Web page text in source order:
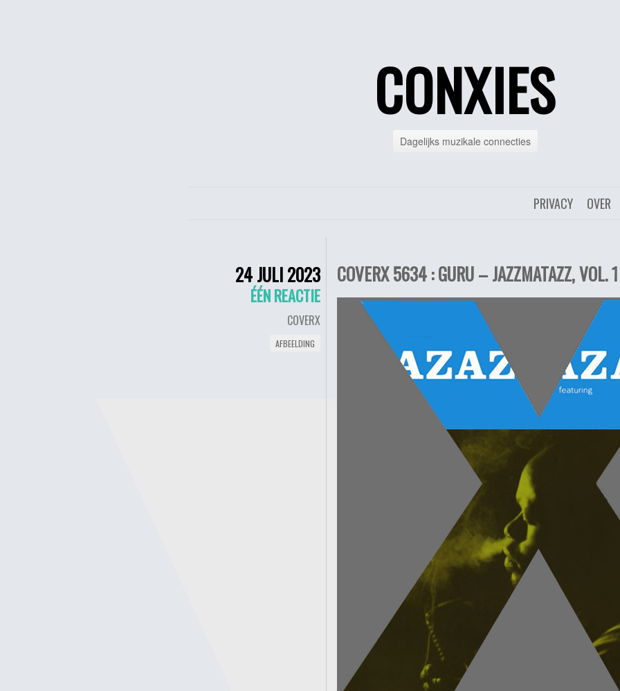
CONXIES
Dagelijks muzikale connecties
OVER
PRIVACY
24 JULI 2023
ÉÉN REACTIE
COVERX
AFBEELDING
COVERX 5634 : GURU – JAZZMATAZZ, VOL.